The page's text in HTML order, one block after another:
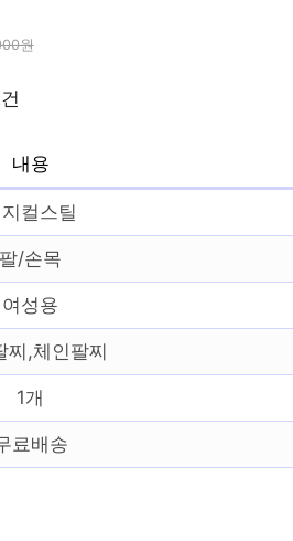
원
내용
컬스틸
팔/손목
여성용
찌,체인팔찌
1개
료배송